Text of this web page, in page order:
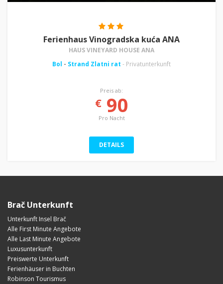
Ferienhaus Vinogradska kuća ANA
HAUS VINEYARD HOUSE ANA
Bol - Strand Zlatni rat - Privatunterkunft
Preis ab:
€90
Pro Nacht
DETAILS
Brač Unterkunft
Unterkunft Insel Brač
Alle First Minute Angebote
Alle Last Minute Angebote
Luxusunterkunft
Preiswerte Unterkunft
Ferienhäuser in Buchten
Robinson Tourismus